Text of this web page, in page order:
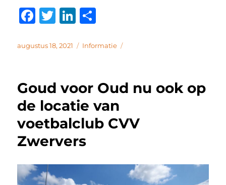
F
c
b
o
o
k
T
it
r
Li
k
d
I
n
e
Geplaatst
augustus 18, 2021 Categorieën
Informatie
Goud voor Oud nu ook op
de locatie van
voetbalclub CVV
Zwervers